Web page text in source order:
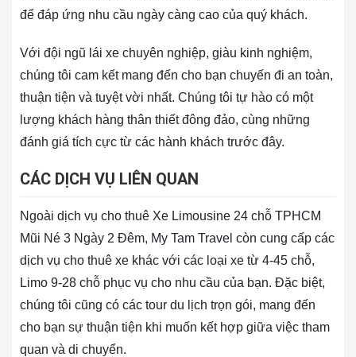
để đáp ứng nhu cầu ngày càng cao của quý khách.
Với đội ngũ lái xe chuyên nghiệp, giàu kinh nghiệm,
chúng tôi cam kết mang đến cho bạn chuyến đi an toàn,
thuận tiện và tuyệt vời nhất. Chúng tôi tự hào có một
lượng khách hàng thân thiết đông đảo, cùng những
đánh giá tích cực từ các hành khách trước đây.
CÁC DỊCH VỤ LIÊN QUAN
Ngoài dịch vụ cho thuê Xe Limousine 24 chỗ TPHCM
Mũi Né 3 Ngày 2 Đêm, My Tam Travel còn cung cấp các
dịch vụ cho thuê xe khác với các loại xe từ 4-45 chỗ,
Limo 9-28 chỗ phục vụ cho nhu cầu của bạn. Đặc biệt,
chúng tôi cũng có các tour du lịch trọn gói, mang đến
cho bạn sự thuận tiện khi muốn kết hợp giữa việc tham
quan và di chuyển.